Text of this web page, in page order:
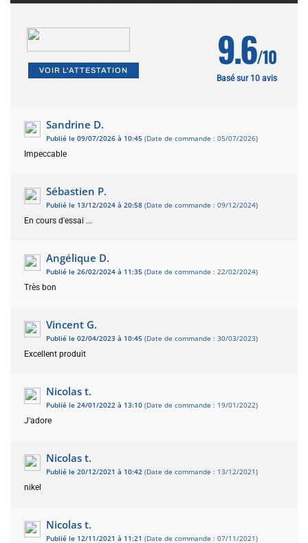
VOIR L'ATTESTATION 9.6/10
Basé sur 10 avis
Sandrine D.
Publié le 09/07/2026 à 10:45 (Date de commande : 05/07/2026)
Impeccable
Sébastien P.
Publié le 13/12/2024 à 20:58 (Date de commande : 09/12/2024)
En cours d'essai ...
Angélique D.
Publié le 26/02/2024 à 11:35 (Date de commande : 22/02/2024)
Très bon
Vincent G.
Publié le 02/04/2023 à 10:45 (Date de commande : 30/03/2023)
Excellent produit
Nicolas t.
Publié le 24/01/2022 à 13:10 (Date de commande : 19/01/2022)
J'adore
Nicolas t.
Publié le 20/12/2021 à 10:42 (Date de commande : 13/12/2021)
nikel
Nicolas t.
Publié le 12/11/2021 à 11:21 (Date de commande : 07/11/2021)